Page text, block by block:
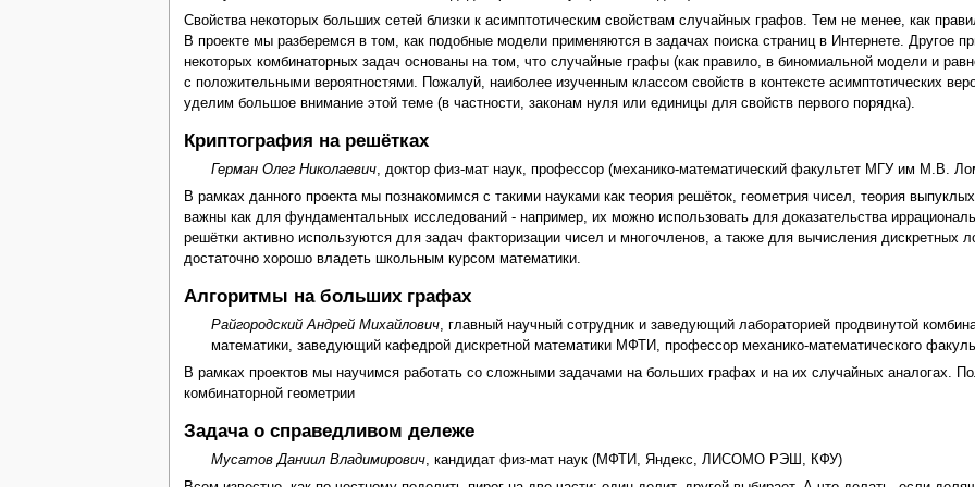
Свойства некоторых больших сетей близки к асимптотическим свойствам случайных графов. Тем не менее, как
В проекте мы разберемся в том, как подобные модели применяются в задачах поиска страниц в Интернете. Другое
некоторых комбинаторных задач основаны на том, что случайные графы (как правило, в биномиальной модели и
с положительными вероятностями. Пожалуй, наиболее изученным классом свойств в контексте асимптотических
уделим большое внимание этой теме (в частности, законам нуля или единицы для свойств первого порядка).
Криптография на решётках
Герман Олег Николаевич , доктор физ-мат наук, профессор (механико-математический факультет МГУ им М.В.
В рамках данного проекта мы познакомимся с такими науками как теория решёток, геометрия чисел, теория
важны как для фундаментальных исследований - например, их можно использовать для доказательства
решётки активно используются для задач факторизации чисел и многочленов, а также для вычисления дискретных
достаточно хорошо владеть школьным курсом математики.
Алгоритмы на больших графах
Райгородский Андрей Михайлович , главный научный сотрудник и заведующий лабораторией продвинутой
математики, заведующий кафедрой дискретной математики МФТИ, профессор механико-математического
В рамках проектов мы научимся работать со сложными задачами на больших графах и на их случайных аналогах.
комбинаторной геометрии
Задача о справедливом дележе
Мусатов Даниил Владимирович , кандидат физ-мат наук (МФТИ, Яндекс, ЛИСОМО РЭШ, КФУ)